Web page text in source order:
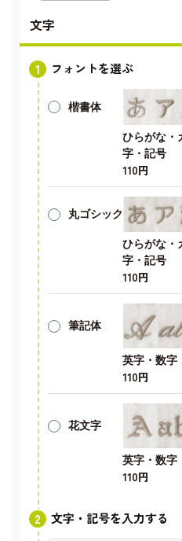
文字
フォントを選ぶ
楷書体
ひらがな・
字・記号
110円
丸ゴシック
ひらがな・
字・記号
110円
筆記体
英字・数字
110円
花文字
英字・数字
110円
文字・記号を入力する